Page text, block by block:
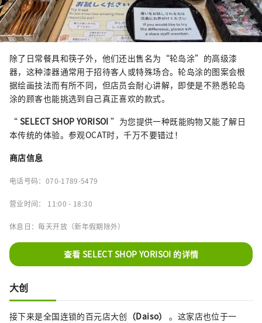
除了日常餐具和筷子外，他们还出售名为“轮岛涂”的高级漆
器，这种漆器通常用于招待客人或特殊场合。轮岛涂的图案会根
据绘画技法而有所不同，但店员会耐心讲解，即使是不熟悉轮岛
涂的顾客也能挑选到自己真正喜欢的款式。
“ SELECT SHOP YORISOI ”为您提供一种既能购物又能了解日
本传统的体验。参观OCAT时，千万不要错过！
商店信息
电话号码：070-1789-5479
营业时间： 11:00 - 18:30
休息日：每天开放（新年假期除外）
查看 SELECT SHOP YORISOI 的详情
大创
接下来是全国连锁的百元店大创 （Daiso）
。这家店也位于一